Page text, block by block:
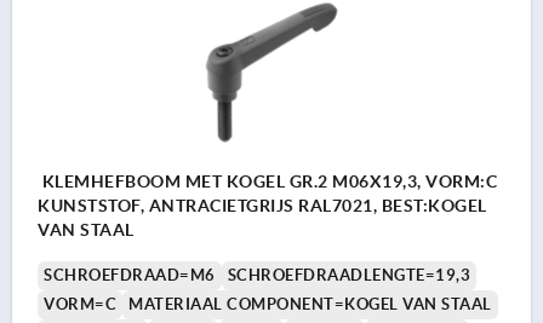
KLEMHEFBOOM MET KOGEL GR.2 M06X19,3, VORM:C
KUNSTSTOF, ANTRACIETGRIJS RAL7021, BEST:KOGEL
VAN STAAL
SCHROEFDRAAD=M6
SCHROEFDRAADLENGTE=19,3
VORM=C
MATERIAAL COMPONENT=KOGEL VAN STAAL